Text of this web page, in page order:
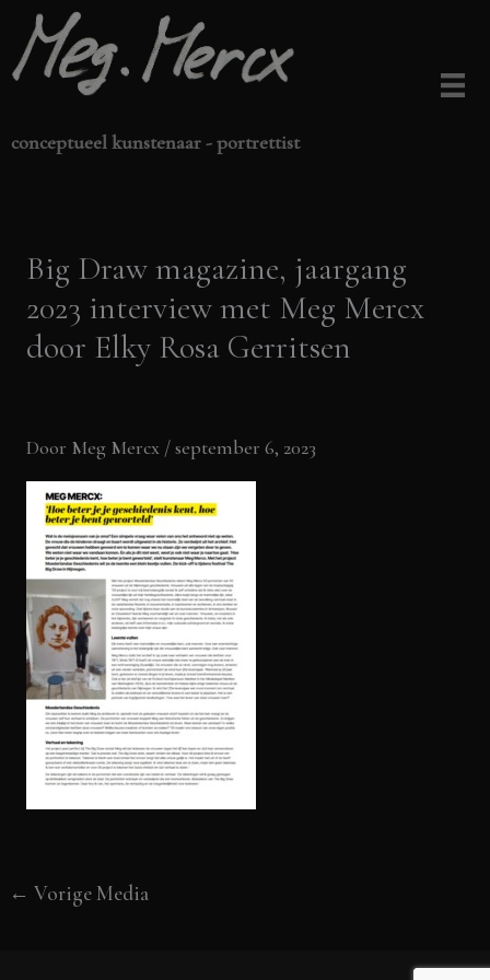
naar
de
conceptueel kunstenaar - portrettist
Big Draw magazine, jaargang
2023 interview met Meg Mercx
door Elky Rosa Gerritsen
Door Meg Mercx /september 6, 2023
← Vorige Media